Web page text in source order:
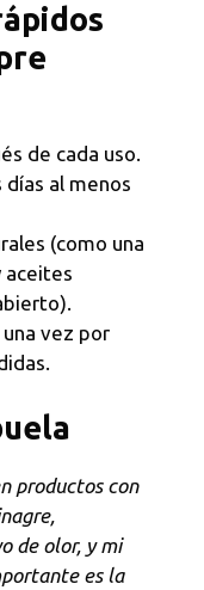
de cada uso.
al menos
(como una
aceites
vez por
productos con
de olor, y mi
es la